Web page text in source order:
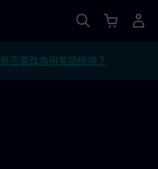
是否要改為用英語檢視？